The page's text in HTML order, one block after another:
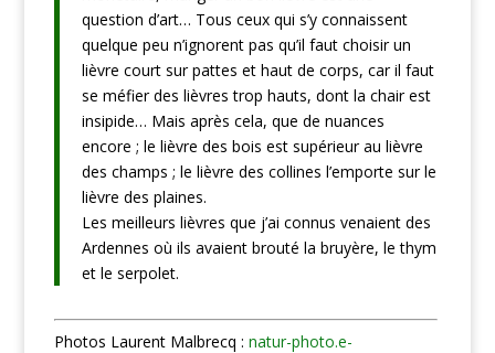
question d’art… Tous ceux qui s’y connaissent
quelque peu n’ignorent pas qu’il faut choisir un
lièvre court sur pattes et haut de corps, car il faut
se méfier des lièvres trop hauts, dont la chair est
insipide… Mais après cela, que de nuances
encore ; le lièvre des bois est supérieur au lièvre
des champs ; le lièvre des collines l’emporte sur le
lièvre des plaines.
Les meilleurs lièvres que j’ai connus venaient des
Ardennes où ils avaient brouté la bruyère, le thym
et le serpolet.
Photos Laurent Malbrecq : natur-photo.e-